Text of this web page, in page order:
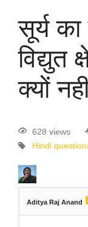
सूर्य
विद्युत
क्यों
628 views
Hindi
Aditya Raj Anand